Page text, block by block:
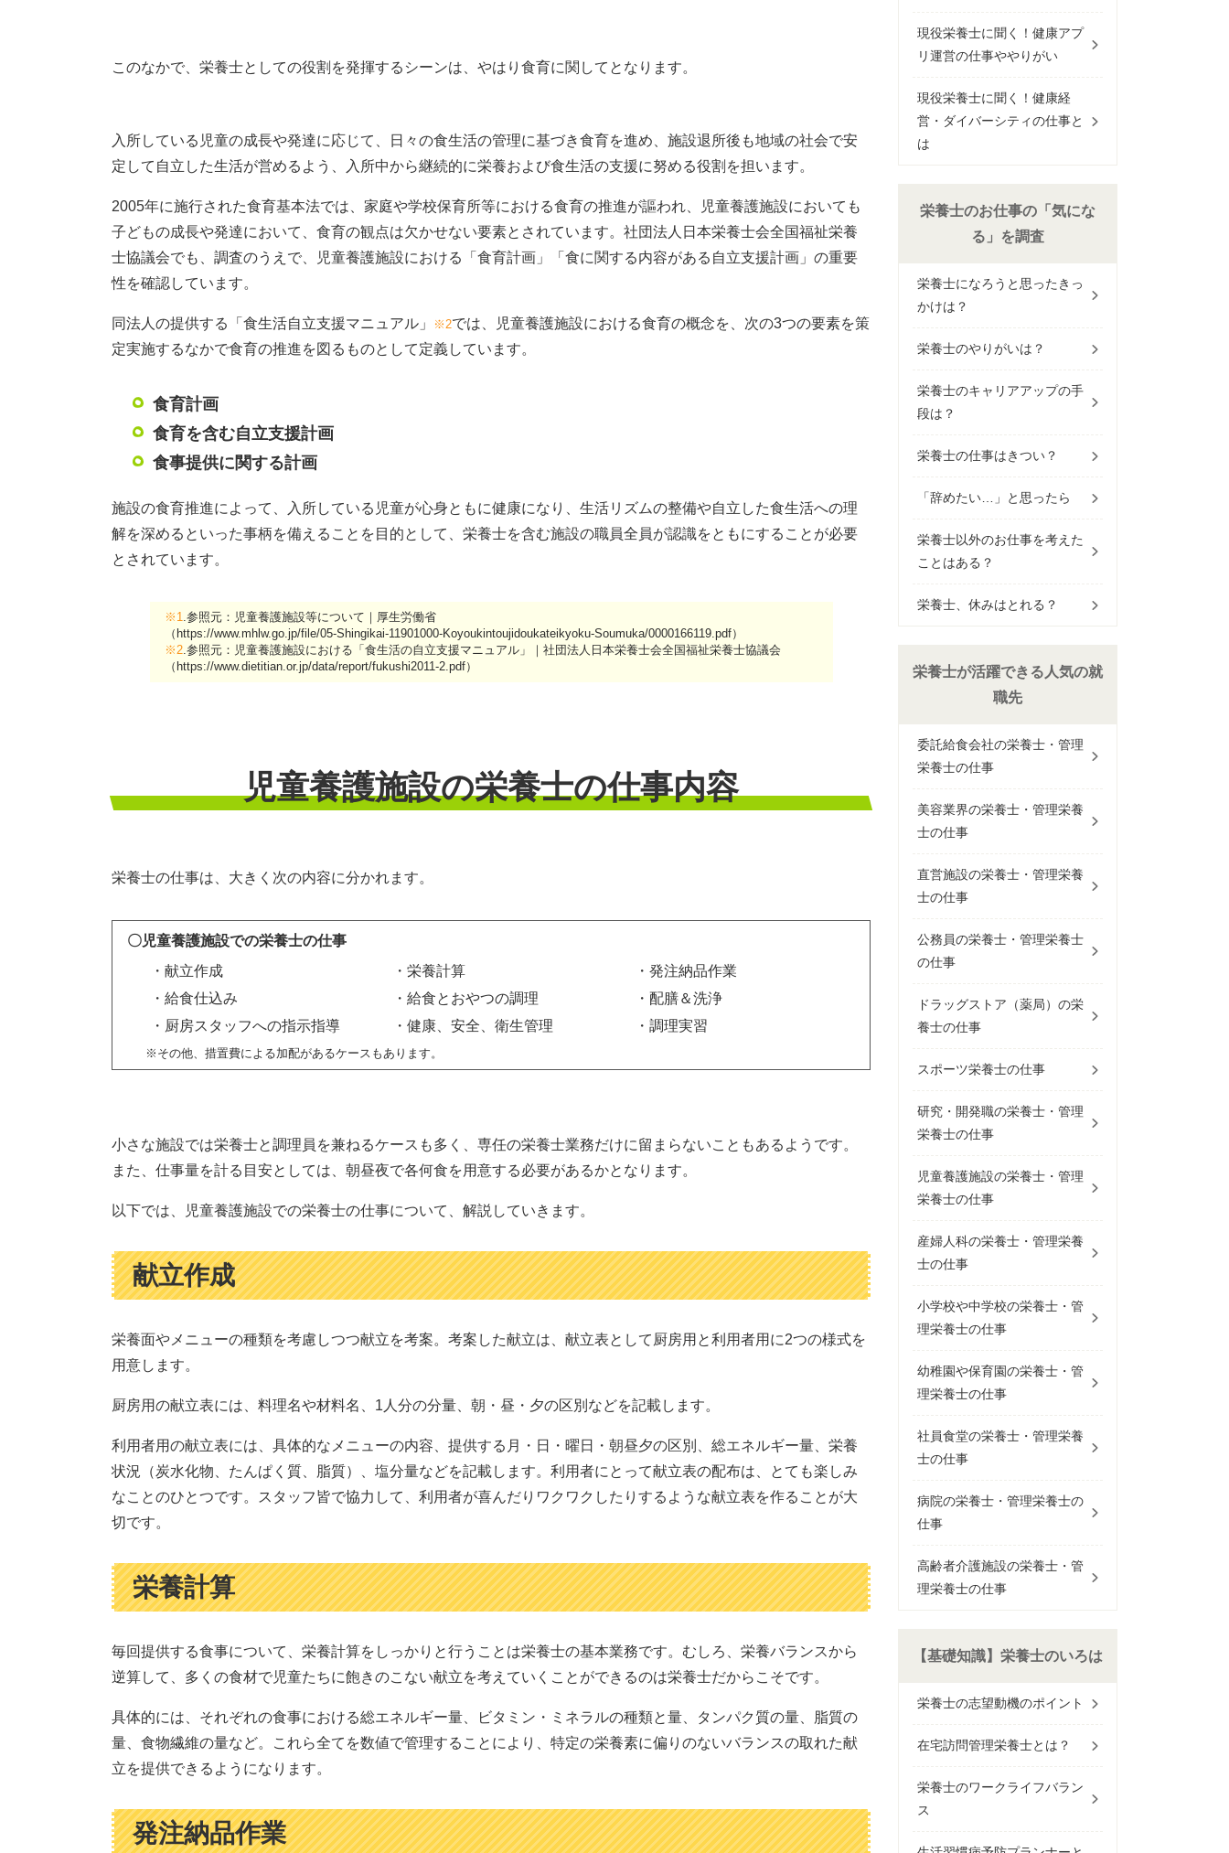
このなかで、栄養士としての役割を発揮するシーンは、やはり食育に関してとなります。
入所している児童の成長や発達に応じて、日々の食生活の管理に基づき食育を進め、施設退所後も地域の社会で安
定して自立した生活が営めるよう、入所中から継続的に栄養および食生活の支援に努める役割を担います。
2005年に施行された食育基本法では、家庭や学校保育所等における食育の推進が謳われ、児童養護施設においても
子どもの成長や発達において、食育の観点は欠かせない要素とされています。社団法人日本栄養士会全国福祉栄養
士協議会でも、調査のうえで、児童養護施設における「食育計画」「食に関する内容がある自立支援計画」の重要
性を確認しています。
同法人の提供する「食生活自立支援マニュアル」 ※2では、児童養護施設における食育の概念を、次の3つの要素を策
定実施するなかで食育の推進を図るものとして定義しています。
食育計画
食育を含む自立支援計画
食事提供に関する計画
施設の食育推進によって、入所している児童が心身ともに健康になり、生活リズムの整備や自立した食生活への理
解を深めるといった事柄を備えることを目的として、栄養士を含む施設の職員全員が認識をともにすることが必要
とされています。
※1.参照元：児童養護施設等について｜厚生労働省
（https://www.mhlw.go.jp/file/05-Shingikai-11901000-Koyoukintoujidoukateikyoku-Soumuka/0000166119.pdf）
※2.参照元：児童養護施設における「食生活の自立支援マニュアル」｜社団法人日本栄養士会全国福祉栄養士協議会
（https://www.dietitian.or.jp/data/report/fukushi2011-2.pdf）
児童養護施設の栄養士の仕事内容
栄養士の仕事は、大きく次の内容に分かれます。
〇児童養護施設での栄養士の仕事
・献立作成
・栄養計算
・発注納品作業
・給食仕込み
・給食とおやつの調理
・配膳＆洗浄
・厨房スタッフへの指示指導
・健康、安全、衛生管理 ・調理実習
※その他、措置費による加配があるケースもあります。
小さな施設では栄養士と調理員を兼ねるケースも多く、専任の栄養士業務だけに留まらないこともあるようです。
また、仕事量を計る目安としては、朝昼夜で各何食を用意する必要があるかとなります。
以下では、児童養護施設での栄養士の仕事について、解説していきます。
献立作成
栄養面やメニューの種類を考慮しつつ献立を考案。考案した献立は、献立表として厨房用と利用者用に2つの様式を
用意します。
厨房用の献立表には、料理名や材料名、1人分の分量、朝・昼・夕の区別などを記載します。
利用者用の献立表には、具体的なメニューの内容、提供する月・日・曜日・朝昼夕の区別、総エネルギー量、栄養
状況（炭水化物、たんぱく質、脂質）、塩分量などを記載します。利用者にとって献立表の配布は、とても楽しみ
なことのひとつです。スタッフ皆で協力して、利用者が喜んだりワクワクしたりするような献立表を作ることが大
切です。
栄養計算
毎回提供する食事について、栄養計算をしっかりと行うことは栄養士の基本業務です。むしろ、栄養バランスから
逆算して、多くの食材で児童たちに飽きのこない献立を考えていくことができるのは栄養士だからこそです。
具体的には、それぞれの食事における総エネルギー量、ビタミン・ミネラルの種類と量、タンパク質の量、脂質の
量、食物繊維の量など。これら全てを数値で管理することにより、特定の栄養素に偏りのないバランスの取れた献
立を提供できるようになります。
発注納品作業
現役栄養士に聞く！健康アプ
リ運営の仕事ややりがい
現役栄養士に聞く！健康経
営・ダイバーシティの仕事と
は
栄養士のお仕事の「気にな
る」を調査
栄養士になろうと思ったきっ
かけは？
栄養士のやりがいは？
栄養士のキャリアアップの手
段は？
栄養士の仕事はきつい？
「辞めたい…」と思ったら
栄養士以外のお仕事を考えた
ことはある？
栄養士、休みはとれる？
栄養士が活躍できる人気の就
職先
委託給食会社の栄養士・管理
栄養士の仕事
美容業界の栄養士・管理栄養
士の仕事
直営施設の栄養士・管理栄養
士の仕事
公務員の栄養士・管理栄養士
の仕事
ドラッグストア（薬局）の栄
養士の仕事
スポーツ栄養士の仕事
研究・開発職の栄養士・管理
栄養士の仕事
児童養護施設の栄養士・管理
栄養士の仕事
産婦人科の栄養士・管理栄養
士の仕事
小学校や中学校の栄養士・管
理栄養士の仕事
幼稚園や保育園の栄養士・管
理栄養士の仕事
社員食堂の栄養士・管理栄養
士の仕事
病院の栄養士・管理栄養士の
仕事
高齢者介護施設の栄養士・管
理栄養士の仕事
【基礎知識】栄養士のいろは
栄養士の志望動機のポイント
在宅訪問管理栄養士とは？
栄養士のワークライフバラン
ス